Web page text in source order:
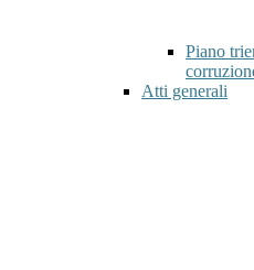
Piano
Atti generali